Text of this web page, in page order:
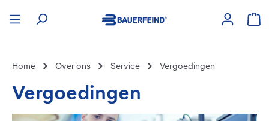
Home Over ons Service Vergoedingen
Vergoedingen